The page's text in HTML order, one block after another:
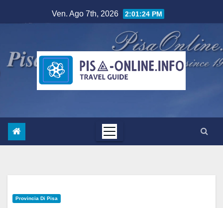
al
Ven. Ago 7th, 2026 2:01:25 PM
Provincia Di Pisa